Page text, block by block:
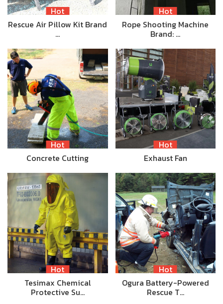
Hot
Rescue Air Pillow Kit Brand
…
Hot
Rope Shooting Machine
Brand: …
Hot
Concrete Cutting
Hot
Exhaust Fan
Hot
Tesimax Chemical
Protective Su…
Hot
Ogura Battery-Powered
Rescue T…